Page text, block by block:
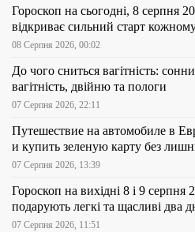
Гороскоп на сьогодні, 8 серпня
відкриває сильний старт
08 Серпня 2026, 00:02
До чого сниться вагітність:
вагітність, двійню та пологи
07 Серпня 2026, 22:11
Путешествие на автомобиле в
и купить зеленую карту без
07 Серпня 2026, 13:39
Гороскоп на вихідні 8 і 9 серпня
подарують легкі та щасливі два
07 Серпня 2026, 11:51